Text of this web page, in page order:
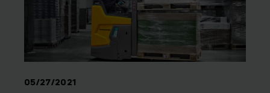
05/27/2021